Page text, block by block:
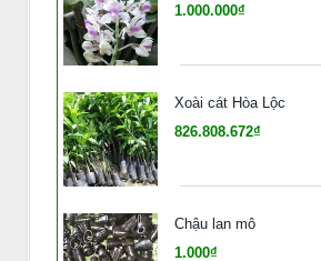
1.000.000₫
Xoài cát Hòa Lộc
826.808.672₫
Chậu lan mô
1.000₫